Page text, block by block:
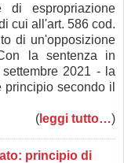
espropriazione
cui all'art. 586 cod.
di un'opposizione
la sentenza in
2021 - la
principio secondo il
( leggi tutto…)
principio di